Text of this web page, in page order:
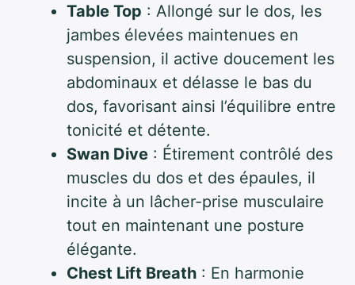
Table Top : Allongé sur le dos, les
jambes élevées maintenues en
suspension, il active doucement les
abdominaux et délasse le bas du
dos, favorisant ainsi l’équilibre entre
tonicité et détente.
Swan Dive : Étirement contrôlé des
muscles du dos et des épaules, il
incite à un lâcher-prise musculaire
tout en maintenant une posture
élégante.
Chest Lift Breath : En harmonie